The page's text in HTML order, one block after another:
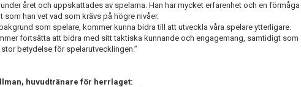
året och uppskattades av spelarna. Han har mycket erfarenhet och en förmåga
som han vet vad som krävs på högre nivåer.
som spelare, kommer kunna bidra till att utveckla våra spelare ytterligare.
fortsätta att bidra med sitt taktiska kunnande och engagemang, samtidigt som
betydelse för spelarutvecklingen.”
huvudtränare för herrlaget: